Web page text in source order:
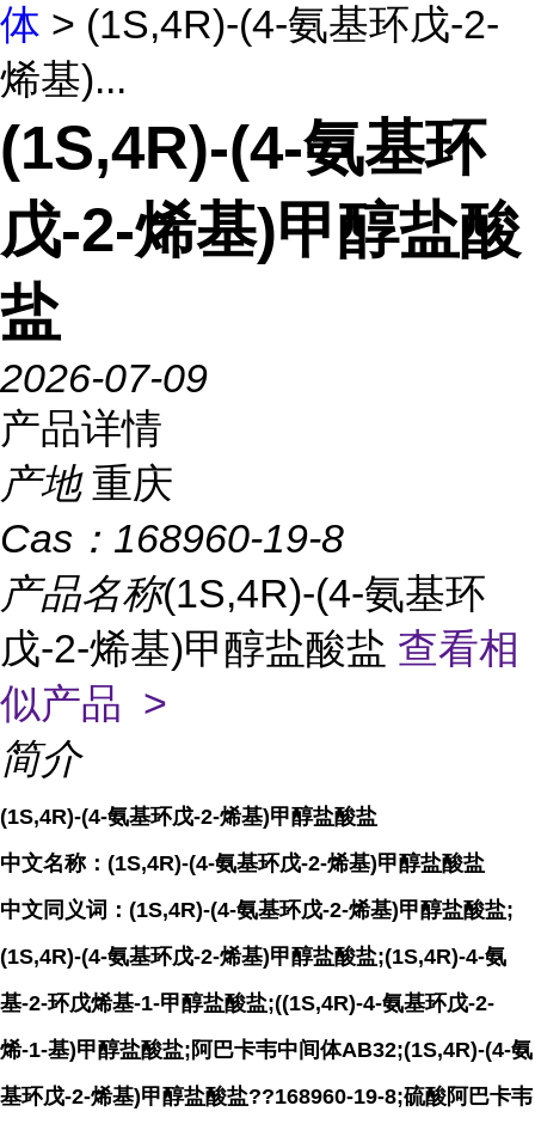
体 > (1S,4R)-(4-氨基环戊-2-
烯基)...
(1S,4R)-(4-氨基环
戊-2-烯基)甲醇盐酸
盐
2026-07-09
产品详情
产地 重庆
Cas： 168960-19-8
产品名称(1S,4R)-(4-氨基环
戊-2-烯基)甲醇盐酸盐 查看相
似产品 >
简介
(1S,4R)-(4-氨基环戊-2-烯基)甲醇盐酸盐
中文名称：(1S,4R)-(4-氨基环戊-2-烯基)甲醇盐酸盐
中文同义词：(1S,4R)-(4-氨基环戊-2-烯基)甲醇盐酸盐;
(1S,4R)-(4-氨基环戊-2-烯基)甲醇盐酸盐;(1S,4R)-4-氨
基-2-环戊烯基-1-甲醇盐酸盐;((1S,4R)-4-氨基环戊-2-
烯-1-基)甲醇盐酸盐;阿巴卡韦中间体AB32;(1S,4R)-(4-氨
基环戊-2-烯基)甲醇盐酸盐??168960-19-8;硫酸阿巴卡韦